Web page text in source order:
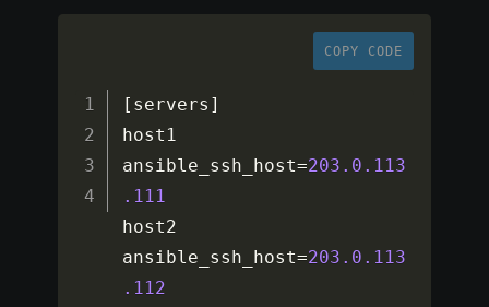
COPY CODE
[ servers ]
host1
ansible_ssh_host=203.0 .113
.111
host2
ansible_ssh_host=203.0 .113
.112